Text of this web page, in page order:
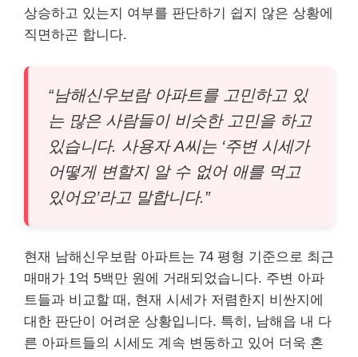
상승하고 있는지 여부를 판단하기 쉽지 않은 상황에
직면하곤 합니다.
“남해신우보람 아파트를 고민하고 있
는 많은 사람들이 비슷한 고민을 하고
있습니다. 사용자 A씨는 ‘주변 시세가
어떻게 변할지 알 수 없어 애를 먹고
있어요’라고 말합니다.”
현재 남해신우보람 아파트는 74 평형 기준으로 최근
매매가 1억 5백만 원에 거래되었습니다. 주변 아파
트들과 비교할 때, 현재 시세가 저렴한지 비싼지에
대한 판단이 어려운 상황입니다. 특히, 남해읍 내 다
른 아파트들의 시세도 계속 변동하고 있어 더욱 혼